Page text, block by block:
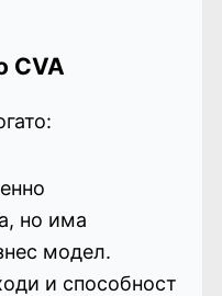
CVA
но има
модел.
и способност